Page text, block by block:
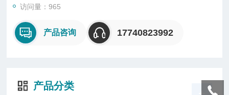
访问量：965
产品咨询 17740823992
产品分类